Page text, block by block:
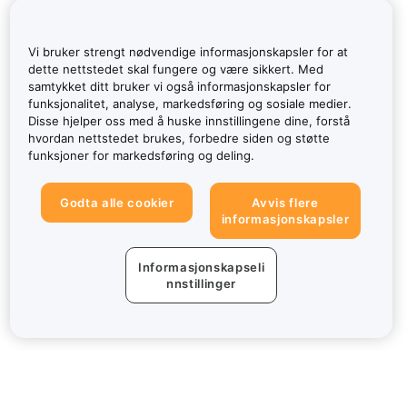
Vi bruker strengt nødvendige informasjonskapsler for at
dette nettstedet skal fungere og være sikkert. Med
samtykket ditt bruker vi også informasjonskapsler for
funksjonalitet, analyse, markedsføring og sosiale medier.
Disse hjelper oss med å huske innstillingene dine, forstå
hvordan nettstedet brukes, forbedre siden og støtte
funksjoner for markedsføring og deling.
Godta alle cookier
Avvis flere
informasjonskapsler
Informasjonskapseli
nnstillinger